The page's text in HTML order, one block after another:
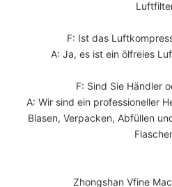
F: Ist das
A: Ja, es ist ein ölfreies
F: Sind Sie Händler
A: Wir sind ein professioneller
Blasen, Verpacken, Abfüllen
Zhongshan Vfine